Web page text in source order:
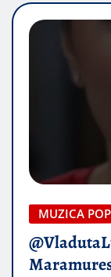
MUZICA